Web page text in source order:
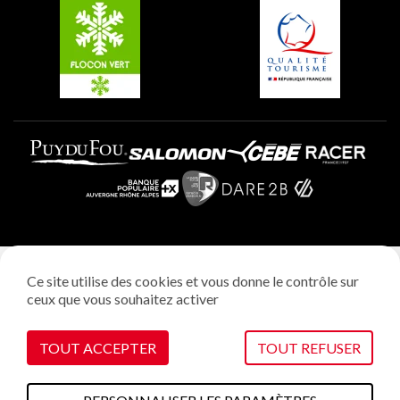
VOIR SUR LA CARTE
Plagne Villages
Plagne Aime 2000
Gestion des cookies
Ce site utilise des cookies et vous donne le contrôle sur
ceux que vous souhaitez activer
TOUT ACCEPTER TOUT REFUSER